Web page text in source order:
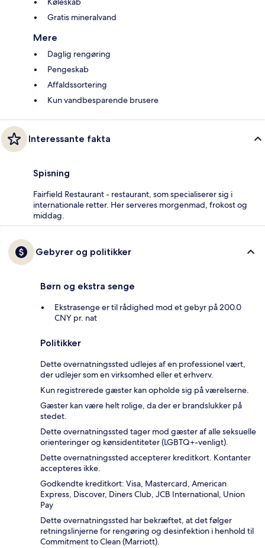
Gratis mineralvand
Mere
Daglig rengøring
Pengeskab
Affaldssortering
Kun vandbesparende brusere
Interessante fakta
Spisning
Fairfield Restaurant - restaurant, som specialiserer sig i
internationale retter. Her serveres morgenmad, frokost og
middag.
Gebyrer og politikker
Børn og ekstra senge
Ekstrasenge er til rådighed mod et gebyr på 200.0
CNY pr. nat
Politikker
Dette overnatningssted udlejes af en professionel vært,
der udlejer som en virksomhed eller et erhverv.
Kun registrerede gæster kan opholde sig på værelserne.
Gæster kan være helt rolige, da der er brandslukker på
stedet.
Dette overnatningssted tager mod gæster af alle seksuelle
orienteringer og kønsidentiteter (LGBTQ+-venligt).
Dette overnatningssted accepterer kreditkort. Kontanter
accepteres ikke.
Godkendte kreditkort: Visa, Mastercard, American
Express, Discover, Diners Club, JCB International, Union
Pay
Dette overnatningssted har bekræftet, at det følger
retningslinjerne for rengøring og desinfektion i henhold til
Commitment to Clean (Marriott).